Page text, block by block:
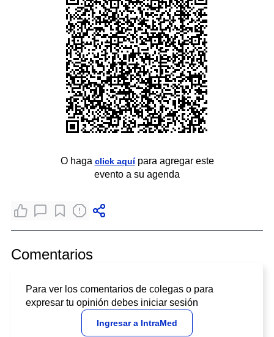
O haga click aquípara agregar este
evento a su agenda
Comentarios
Para ver los comentarios de colegas o para
expresar tu opinión debes iniciar sesión
Ingresar a IntraMed